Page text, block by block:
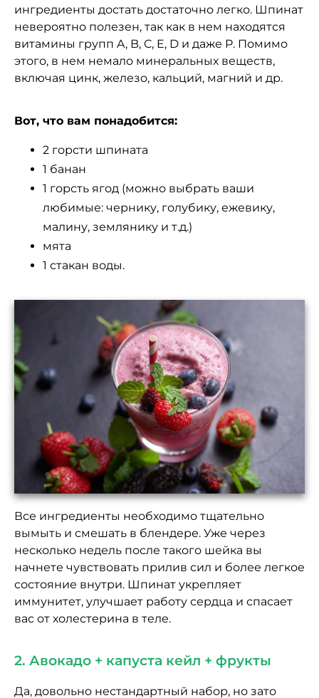
ингредиенты достать достаточно легко. Шпинат
невероятно полезен, так как в нем находятся
витамины групп A, B, C, E, D и даже P. Помимо
этого, в нем немало минеральных веществ,
включая цинк, железо, кальций, магний и др.
Вот, что вам понадобится:
2 горсти шпината
1 банан
1 горсть ягод (можно выбрать ваши
любимые: чернику, голубику, ежевику,
малину, землянику и т.д.)
мята
1 стакан воды.
Все ингредиенты необходимо тщательно
вымыть и смешать в блендере. Уже через
несколько недель после такого шейка вы
начнете чувствовать прилив сил и более легкое
состояние внутри. Шпинат укрепляет
иммунитет, улучшает работу сердца и спасает
вас от холестерина в теле.
2. Авокадо + капуста кейл + фрукты
Да, довольно нестандартный набор, но зато